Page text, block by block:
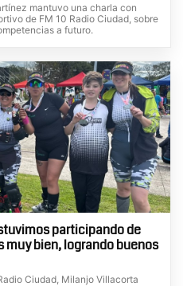
mantuvo una charla con
de FM 10 Radio Ciudad, sobre
a futuro.
participando de
bien, logrando buenos
Ciudad, Milanjo Villacorta